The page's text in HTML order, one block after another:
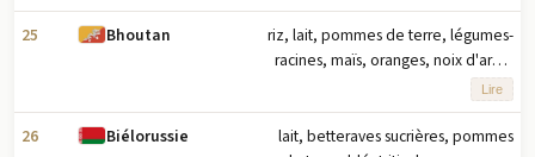
25 Bhoutan
riz, lait, pommes de terre, légumes-
racines, maïs, oranges, noix d'arec,
piments, courges/citrouilles,
carottes/navets (2023), note : dix
principaux produits agricoles basés
Lire
26 Biélorussie
lait, betteraves sucrières, pommes